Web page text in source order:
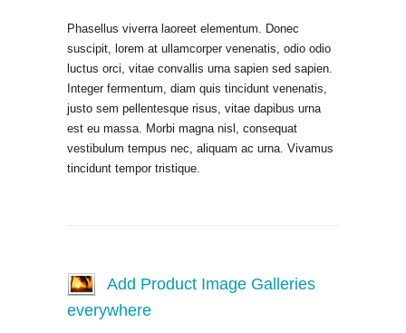
Phasellus viverra laoreet elementum. Donec
suscipit, lorem at ullamcorper venenatis, odio odio
luctus orci, vitae convallis urna sapien sed sapien.
Integer fermentum, diam quis tincidunt venenatis,
justo sem pellentesque risus, vitae dapibus urna
est eu massa. Morbi magna nisl, consequat
vestibulum tempus nec, aliquam ac urna. Vivamus
tincidunt tempor tristique.
Add Product Image Galleries
everywhere